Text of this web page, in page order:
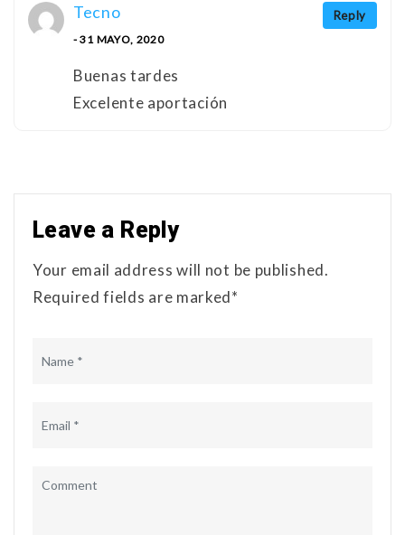
Reply
Tecno
- 31 MAYO, 2020
Buenas tardes
Excelente aportación
Leave a Reply
Your email address will not be published.
Required fields are marked*